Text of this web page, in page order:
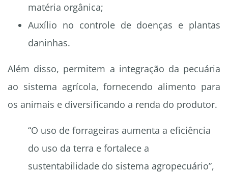
matéria orgânica;
Auxílio no controle de doenças e plantas
daninhas.
Além disso, permitem a integração da pecuária
ao sistema agrícola, fornecendo alimento para
os animais e diversificando a renda do produtor.
“O uso de forrageiras aumenta a eficiência
do uso da terra e fortalece a
sustentabilidade do sistema agropecuário”,